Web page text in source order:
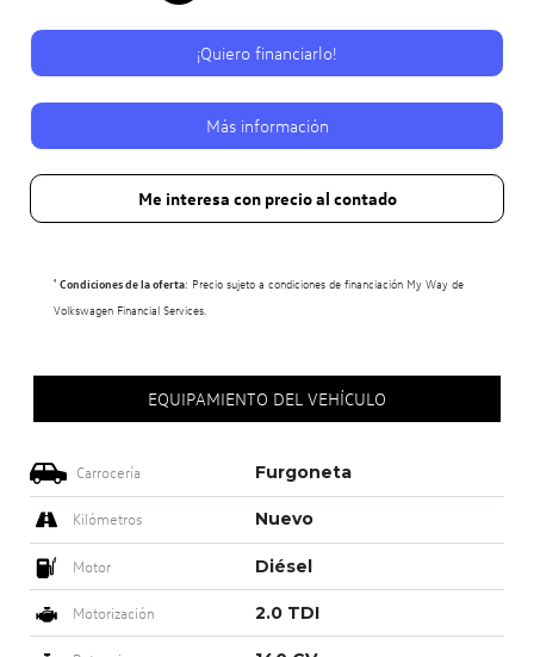
¡Quiero financiarlo!
Más información
Me interesa con precio al contado
¹ Condiciones de la oferta: Precio sujeto a condiciones de financiación My Way de
Volkswagen Financial Services.
EQUIPAMIENTO DEL VEHÍCULO
Carrocería Furgoneta
Kilómetros Nuevo
Motor Diésel
Motorización 2.0 TDI